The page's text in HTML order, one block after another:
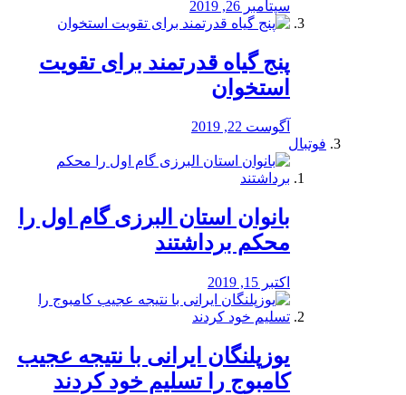
سپتامبر 26, 2019
پنج گیاه قدرتمند برای تقویت
استخوان
آگوست 22, 2019
فوتبال
بانوان استان البرزی گام اول را
محكم برداشتند
اکتبر 15, 2019
یوزپلنگان ایرانی با نتیجه عجیب
کامبوج را تسلیم خود کردند